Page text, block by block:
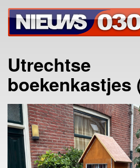
Utrechtse
boekenkastjes